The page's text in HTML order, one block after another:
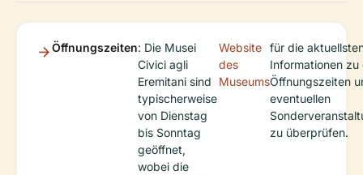
Öffnungszeiten: Die Musei
Civici agli
Eremitani sind
typischerweise
von Dienstag
bis Sonntag
geöffnet,
wobei die
Website
des
Museums
für die
Informationen zu
Öffnungszeiten
eventuellen
zu überprüfen.